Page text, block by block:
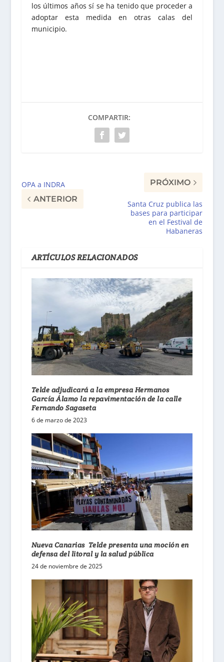
los últimos años sí se ha tenido que proceder a
adoptar esta medida en otras calas del
municipio.
COMPARTIR:
OPA a INDRA
ANTERIOR
PRÓXIMO
Santa Cruz publica las
bases para participar
en el Festival de
Habaneras
ARTÍCULOS RELACIONADOS
Telde adjudicará a la empresa Hermanos
García Álamo la repavimentación de la calle
Fernando Sagaseta
6 de marzo de 2023
Nueva Canarias Telde presenta una moción en
defensa del litoral y la salud pública
24 de noviembre de 2025